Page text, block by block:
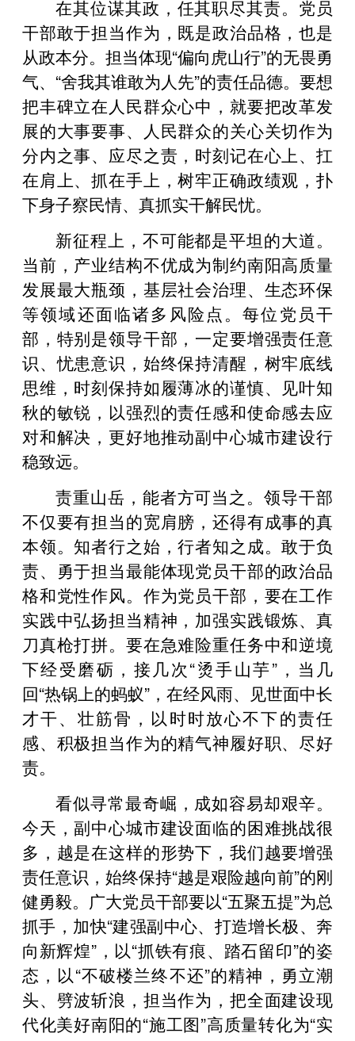
在其位谋其政，任其职尽其责。党员
干部敢于担当作为，既是政治品格，也是
从政本分。担当体现“偏向虎山行”的无畏勇
气、“舍我其谁敢为人先”的责任品德。要想
把丰碑立在人民群众心中，就要把改革发
展的大事要事、人民群众的关心关切作为
分内之事、应尽之责，时刻记在心上、扛
在肩上、抓在手上，树牢正确政绩观，扑
下身子察民情、真抓实干解民忧。
新征程上，不可能都是平坦的大道。
当前，产业结构不优成为制约南阳高质量
发展最大瓶颈，基层社会治理、生态环保
等领域还面临诸多风险点。每位党员干
部，特别是领导干部，一定要增强责任意
识、忧患意识，始终保持清醒，树牢底线
思维，时刻保持如履薄冰的谨慎、见叶知
秋的敏锐，以强烈的责任感和使命感去应
对和解决，更好地推动副中心城市建设行
稳致远。
责重山岳，能者方可当之。领导干部
不仅要有担当的宽肩膀，还得有成事的真
本领。知者行之始，行者知之成。敢于负
责、勇于担当最能体现党员干部的政治品
格和党性作风。作为党员干部，要在工作
实践中弘扬担当精神，加强实践锻炼、真
刀真枪打拼。要在急难险重任务中和逆境
下经受磨砺，接几次“烫手山芋”，当几
回“热锅上的蚂蚁”，在经风雨、见世面中长
才干、壮筋骨，以时时放心不下的责任
感、积极担当作为的精气神履好职、尽好
责。
看似寻常最奇崛，成如容易却艰辛。
今天，副中心城市建设面临的困难挑战很
多，越是在这样的形势下，我们越要增强
责任意识，始终保持“越是艰险越向前”的刚
健勇毅。广大党员干部要以“五聚五提”为总
抓手，加快“建强副中心、打造增长极、奔
向新辉煌”，以“抓铁有痕、踏石留印”的姿
态，以“不破楼兰终不还”的精神，勇立潮
头、劈波斩浪，担当作为，把全面建设现
代化美好南阳的“施工图”高质量转化为“实